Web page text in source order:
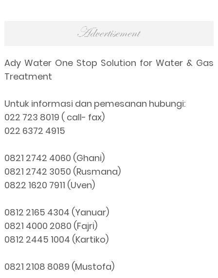
Ady Water One Stop Solution for Water & Gas
Treatment
Untuk informasi dan pemesanan hubungi:
022 723 8019 ( call- fax)
022 6372 4915
0821 2742 4060 (Ghani)
0821 2742 3050 (Rusmana)
0822 1620 7911 (Uven)
0812 2165 4304 (Yanuar)
0821 4000 2080 (Fajri)
0812 2445 1004 (Kartiko)
0821 2108 8089 (Mustofa)